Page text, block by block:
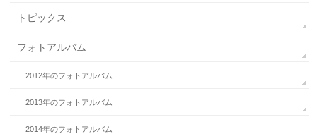
トピックス
フォトアルバム
2012年のフォトアルバム
2013年のフォトアルバム
2014年のフォトアルバム